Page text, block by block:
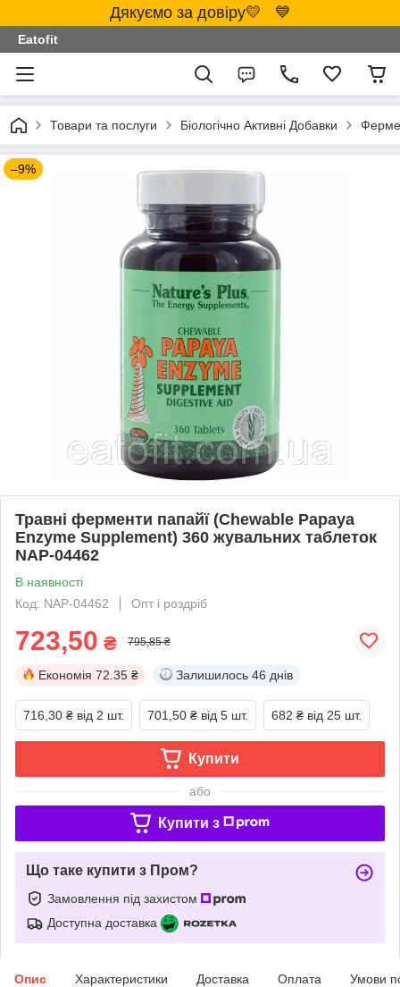
Дякуємо за довіру💛 💙
Eatofit
Товари та послуги Біологічно Активні Добавки
–9%
Травні ферменти папайї (Chewable Papaya
Enzyme Supplement) 360 жувальних таблеток
NAP-04462
В наявності
Код: NAP-04462
Опт і роздріб
723,50 ₴ 795,85 ₴
Економія 72.35 ₴ Залишилось 46 днів
716,30 ₴ від 2 шт. 701,50 ₴ від 5 шт. 682 ₴ від 25 шт.
Купити
або
Купити з
Що таке купити з Пром?
Замовлення під захистом
Доступна доставка
Опис Характеристики Доставка Оплата Умови